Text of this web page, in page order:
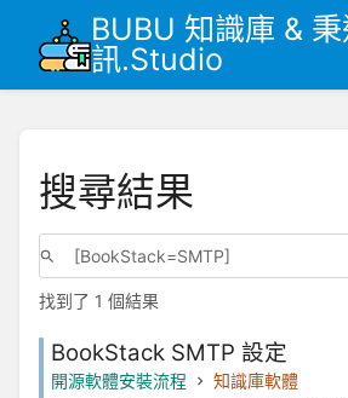
BUBU 知識庫 &
訊.Studio
搜尋結果
找到了 1 個結果
BookStack SMTP 設定
開源軟體安裝流程
知識庫軟體